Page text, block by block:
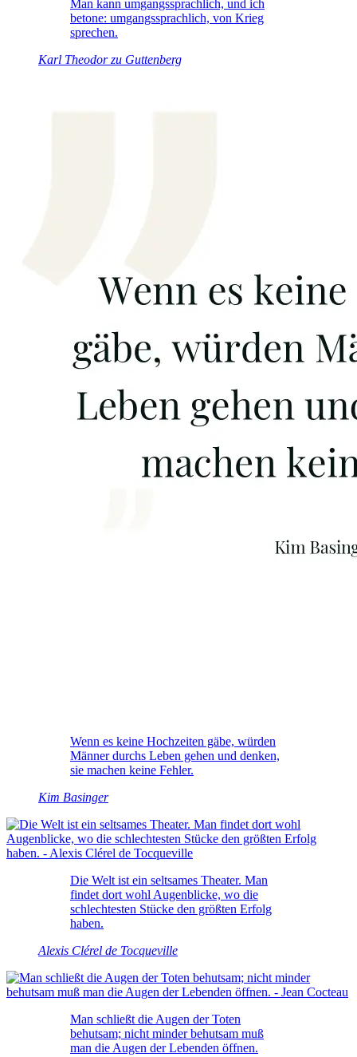
Man kann umgangssprachlich, und ich
betone: umgangssprachlich, von Krieg
sprechen.
Karl Theodor zu Guttenberg
Wenn es keine Hochzeiten gäbe, würden
Männer durchs Leben gehen und denken,
sie machen keine Fehler.
Kim Basinger
Die Welt ist ein seltsames Theater. Man
findet dort wohl Augenblicke, wo die
schlechtesten Stücke den größten Erfolg
haben.
Alexis Clérel de Tocqueville
Man schließt die Augen der Toten
behutsam; nicht minder behutsam muß
man die Augen der Lebenden öffnen.